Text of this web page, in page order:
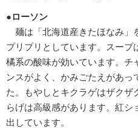
●ローソン
麺は「北海道産きたほなみ」
プリプリとしています。スー
橘系の酸味が効いています。チ
ンスがよく、かみごたえがあっ
た。もやしとキクラゲはザクザ
らげは高級感があります。紅
出しています。